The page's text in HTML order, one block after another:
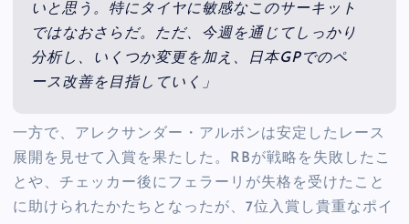
いと思う。特にタイヤに敏感なこのサーキット
ではなおさらだ。ただ、今週を通じてしっかり
分析し、いくつか変更を加え、日本GPでのペ
ース改善を目指していく」
一方で、アレクサンダー・アルボンは安定したレース
展開を見せて入賞を果たした。RBが戦略を失敗したこ
とや、チェッカー後にフェラーリが失格を受けたこと
に助けられたかたちとなったが、7位入賞し貴重なポイ